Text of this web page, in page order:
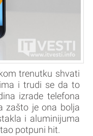
trenutku shvati
i trudi se da to
izrade telefona
zašto je ona bolja
i aluminijuma
potpuni hit.